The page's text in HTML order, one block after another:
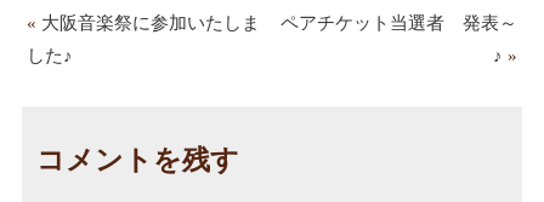
« 大阪音楽祭に参加いたしま
した♪
ペアチケット当選者 発表～
♪ »
コメントを残す